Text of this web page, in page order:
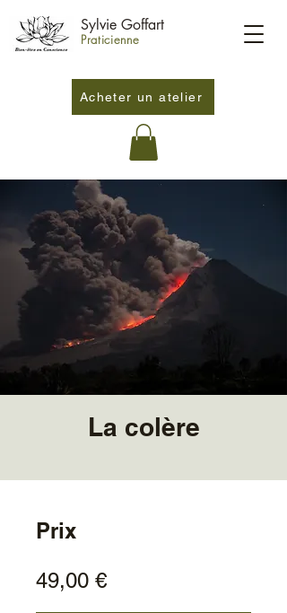
Sylvie Goffart
Praticienne
Acheter un atelier
La colère
Prix
49,00 €